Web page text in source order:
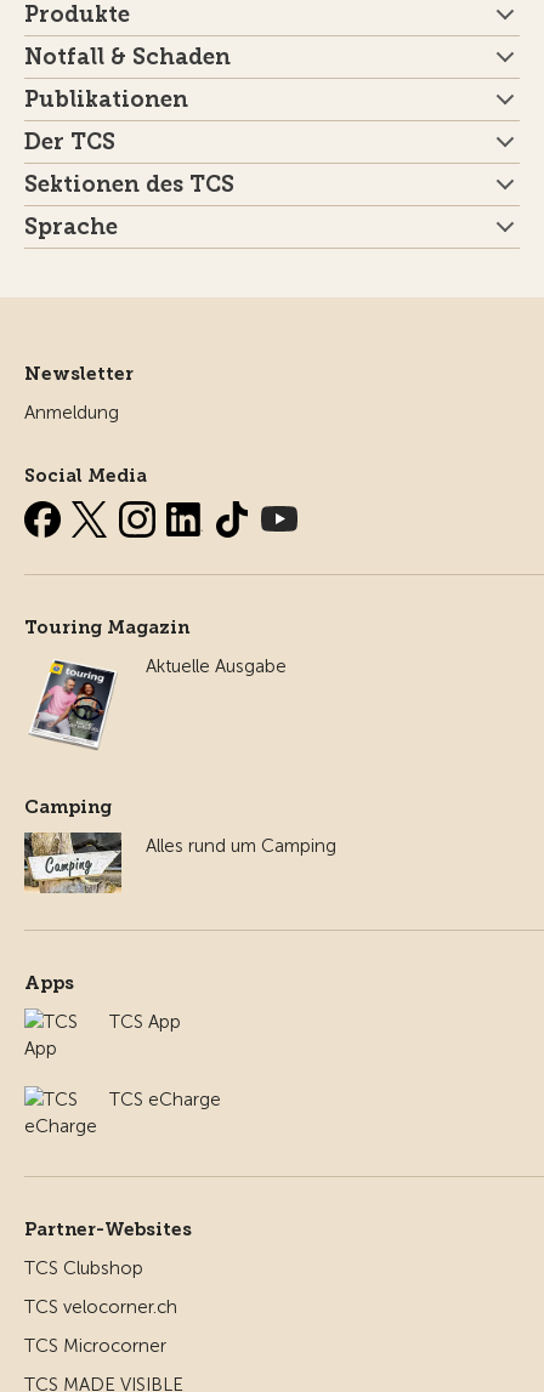
Produkte
Notfall & Schaden
Publikationen
Der TCS
Sektionen des TCS
Sprache
Newsletter
Anmeldung
Social Media
Touring Magazin
Aktuelle Ausgabe
Camping
Alles rund um Camping
Apps
TCS App
TCS eCharge
Partner-Websites
TCS Clubshop
TCS velocorner.ch
TCS Microcorner
TCS MADE VISIBLE